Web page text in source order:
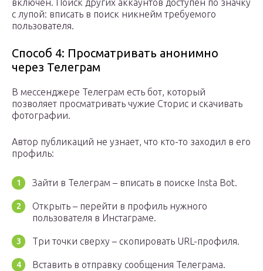
включен. Поиск других аккаунтов доступен по значку
с лупой: вписать в поиск никнейм требуемого
пользователя.
Способ 4: Просматривать анонимно
через Телеграм
В мессенджере Телеграм есть бот, который
позволяет просматривать чужие Сторис и скачивать
фотографии.
Автор публикаций не узнает, что кто-то заходил в его
профиль:
Зайти в Телеграм – вписать в поиске Insta Bot.
Открыть – перейти в профиль нужного
пользователя в Инстаграме.
Три точки сверху – скопировать URL-профиля.
Вставить в отправку сообщения Телеграма.